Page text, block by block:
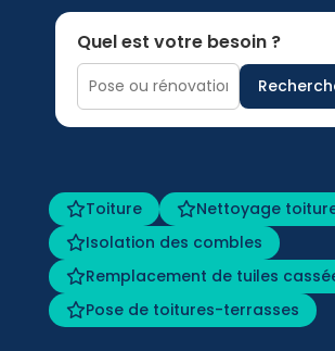
Quel est votre besoin ?
Toiture
Nettoyage
Isolation des combles
Remplacement de tuiles
Pose de toitures-terrasses